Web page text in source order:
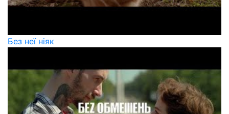
Без неї ніяк